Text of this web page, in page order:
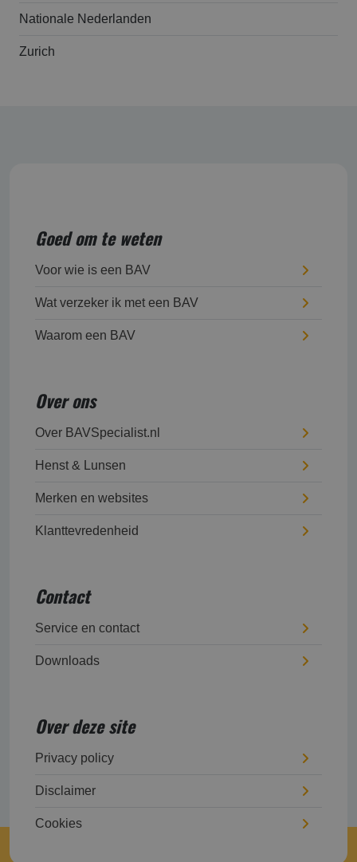
Nationale Nederlanden
Zurich
Goed om te weten
Voor wie is een BAV
Wat verzeker ik met een BAV
Waarom een BAV
Over ons
Over BAVSpecialist.nl
Henst & Lunsen
Merken en websites
Klanttevredenheid
Contact
Service en contact
Downloads
Over deze site
Privacy policy
Disclaimer
Cookies